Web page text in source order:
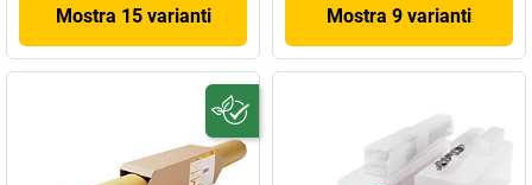
Mostra 15 varianti Mostra 9 varianti